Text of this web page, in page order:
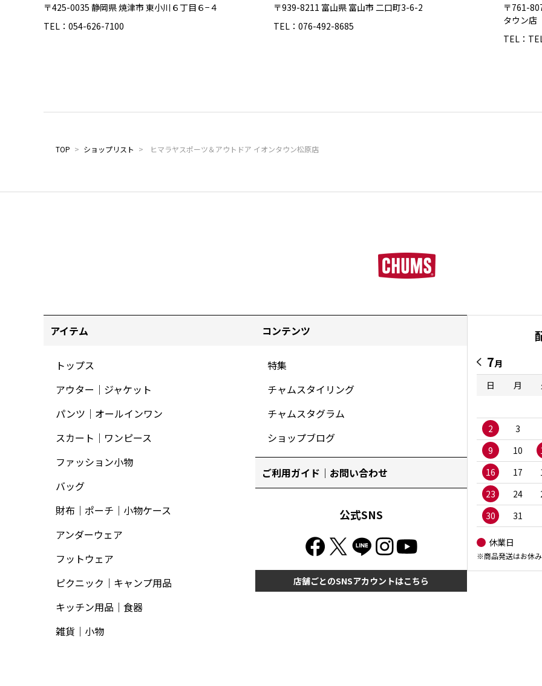
〒425-0035 静岡県 焼津市 東小川６丁目６−４
TEL：054-626-7100
〒939-8211 富山県 富山市 二口町3-6-2
TEL：076-492-8685
〒761-
タウン店
TEL：
TOP > ショップリスト > ヒマラヤスポーツ＆アウトドア イオンタウン松原店
アイテム
トップス
アウター｜ジャケット
パンツ｜オールインワン
スカート｜ワンピース
ファッション小物
バッグ
財布｜ポーチ｜小物ケース
アンダーウェア
フットウェア
ピクニック｜キャンプ用品
キッチン用品｜食器
雑貨｜小物
コンテンツ
特集
チャムスタイリング
チャムスタグラム
ショップブログ
ご利用ガイド｜お問い合わせ
公式SNS
店舗ごとのSNSアカウントはこちら
7月
日
月
2
3
9
10
16
17
23
24
30
31
休業日
※商品発送はお休